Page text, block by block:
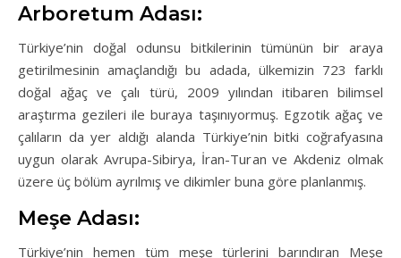
Arboretum Adası:
Türkiye’nin doğal odunsu bitkilerinin tümünün bir araya
getirilmesinin amaçlandığı bu adada, ülkemizin 723 farklı
doğal ağaç ve çalı türü, 2009 yılından itibaren bilimsel
araştırma gezileri ile buraya taşınıyormuş. Egzotik ağaç ve
çalıların da yer aldığı alanda Türkiye’nin bitki coğrafyasına
uygun olarak Avrupa-Sibirya, İran-Turan ve Akdeniz olmak
üzere üç bölüm ayrılmış ve dikimler buna göre planlanmış.
Meşe Adası:
Türkiye’nin hemen tüm meşe türlerini barındıran Meşe